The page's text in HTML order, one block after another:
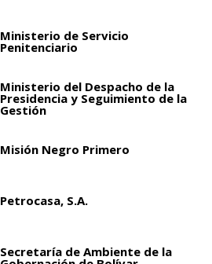
Ministerio de Servicio
Penitenciario
Ministerio del Despacho de la
Presidencia y Seguimiento de la
Gestión
Misión Negro Primero
Petrocasa, S.A.
Secretaría de Ambiente de la